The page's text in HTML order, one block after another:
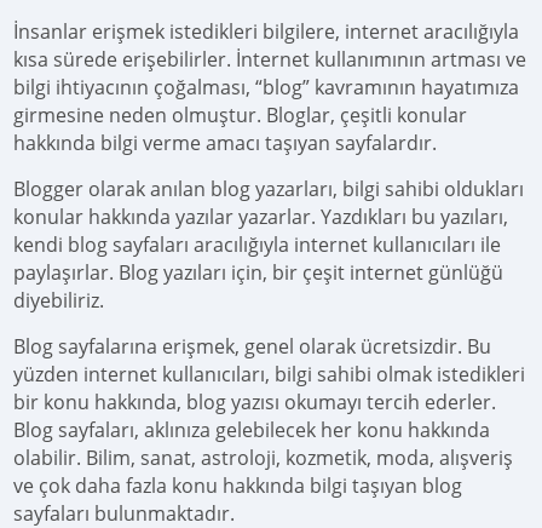
İnsanlar erişmek istedikleri bilgilere, internet aracılığıyla
kısa sürede erişebilirler. İnternet kullanımının artması ve
bilgi ihtiyacının çoğalması, “blog” kavramının hayatımıza
girmesine neden olmuştur. Bloglar, çeşitli konular
hakkında bilgi verme amacı taşıyan sayfalardır.
Blogger olarak anılan blog yazarları, bilgi sahibi oldukları
konular hakkında yazılar yazarlar. Yazdıkları bu yazıları,
kendi blog sayfaları aracılığıyla internet kullanıcıları ile
paylaşırlar. Blog yazıları için, bir çeşit internet günlüğü
diyebiliriz.
Blog sayfalarına erişmek, genel olarak ücretsizdir. Bu
yüzden internet kullanıcıları, bilgi sahibi olmak istedikleri
bir konu hakkında, blog yazısı okumayı tercih ederler.
Blog sayfaları, aklınıza gelebilecek her konu hakkında
olabilir. Bilim, sanat, astroloji, kozmetik, moda, alışveriş
ve çok daha fazla konu hakkında bilgi taşıyan blog
sayfaları bulunmaktadır.